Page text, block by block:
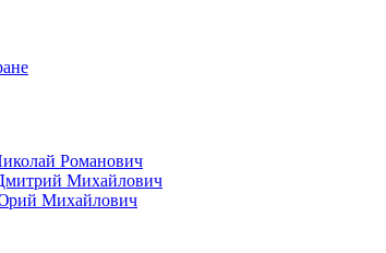
Романович
Михайлович
Михайлович